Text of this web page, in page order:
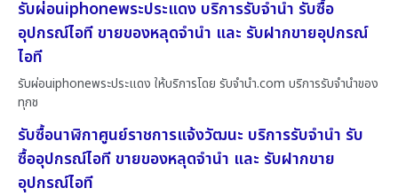
รับผ่อนiphoneพระประแดง บริการรับจำนำ รับซื้อ
อุปกรณ์ไอที ขายของหลุดจำนำ และ รับฝากขายอุปกรณ์
ไอที
รับผ่อนiphoneพระประแดง ให้บริการโดย รับจํานํา.com บริการรับจำนำของ
ทุกช
รับซื้อนาฬิกาศูนย์ราชการแจ้งวัฒนะ บริการรับจำนำ รับ
ซื้ออุปกรณ์ไอที ขายของหลุดจำนำ และ รับฝากขาย
อุปกรณ์ไอที